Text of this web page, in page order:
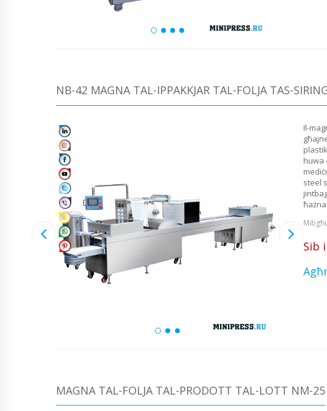
NB-42 MAGNA TAL-IPPAKKJAR TAL-FOLJA TAS-
Il-
huwa
steel
Sib
MAGNA TAL-FOLJA TAL-PRODOTT TAL-LOTT NM-25